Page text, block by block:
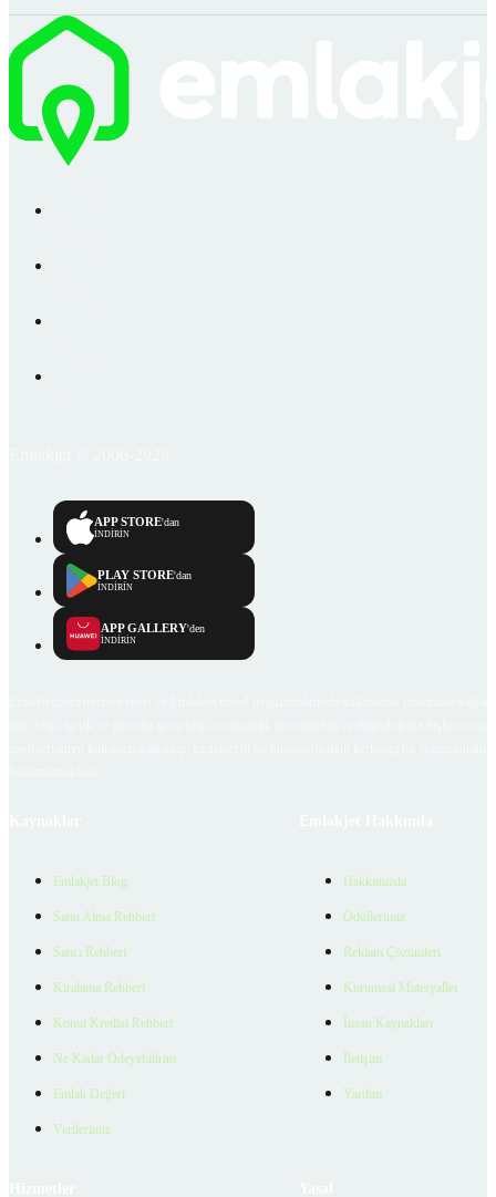
APP STORE'dan
İNDİRİN
PLAY STORE'dan
İNDİRİN
APP GALLERY'den
İNDİRİN
Emlakjet Blog
Satın Alma Rehberi
Satıcı Rehberi
Kiralama Rehberi
Konut Kredisi Rehberi
Ne Kadar Ödeyebilirim
Emlak Değeri
Verilerimiz
Hakkımızda
Ödüllerimiz
Reklam Çözümleri
Kurumsal Materyaller
İnsan Kaynakları
İletişim
Yardım